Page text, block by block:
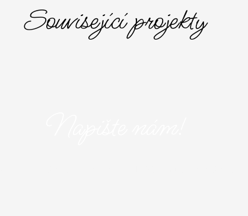
Související projekty